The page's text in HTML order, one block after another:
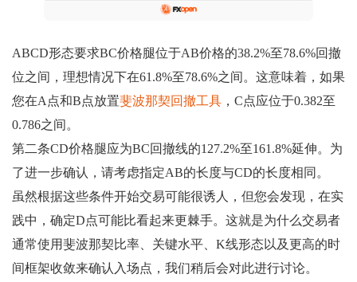
ABCD形态要求BC价格腿位于AB价格的38.2%至78.6%回撤
位之间，理想情况下在61.8%至78.6%之间。这意味着，如果
您在A点和B点放置斐波那契回撤工具 ，C点应位于0.382至
0.786之间。
第二条CD价格腿应为BC回撤线的127.2%至161.8%延伸。为
了进一步确认，请考虑指定AB的长度与CD的长度相同。
虽然根据这些条件开始交易可能很诱人，但您会发现，在实
践中，确定D点可能比看起来更棘手。这就是为什么交易者
通常使用斐波那契比率、关键水平、K线形态以及更高的时
间框架收敛来确认入场点，我们稍后会对此进行讨论。